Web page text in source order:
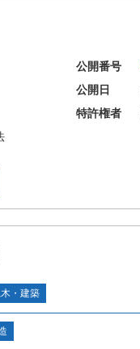
公開番号
公開日
特許権者
・建築